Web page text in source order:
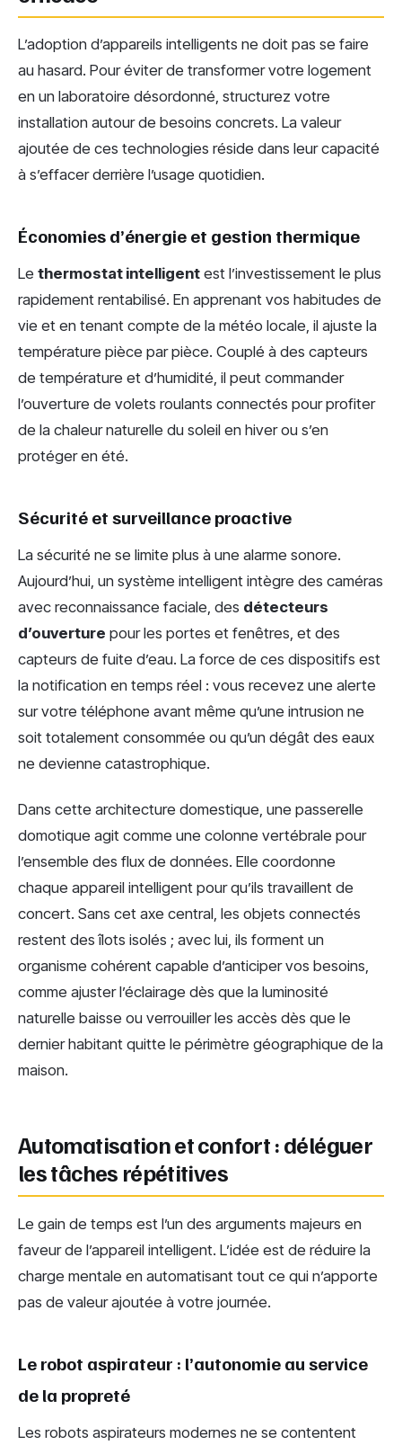
L’adoption d’appareils intelligents ne doit pas se faire
au hasard. Pour éviter de transformer votre logement
en un laboratoire désordonné, structurez votre
installation autour de besoins concrets. La valeur
ajoutée de ces technologies réside dans leur capacité
à s’effacer derrière l’usage quotidien.
Économies d’énergie et gestion thermique
Le thermostat intelligent est l’investissement le plus
rapidement rentabilisé. En apprenant vos habitudes de
vie et en tenant compte de la météo locale, il ajuste la
température pièce par pièce. Couplé à des capteurs
de température et d’humidité, il peut commander
l’ouverture de volets roulants connectés pour profiter
de la chaleur naturelle du soleil en hiver ou s’en
protéger en été.
Sécurité et surveillance proactive
La sécurité ne se limite plus à une alarme sonore.
Aujourd’hui, un système intelligent intègre des caméras
avec reconnaissance faciale, des détecteurs
d’ouverture pour les portes et fenêtres, et des
capteurs de fuite d’eau. La force de ces dispositifs est
la notification en temps réel : vous recevez une alerte
sur votre téléphone avant même qu’une intrusion ne
soit totalement consommée ou qu’un dégât des eaux
ne devienne catastrophique.
Dans cette architecture domestique, une passerelle
domotique agit comme une colonne vertébrale pour
l’ensemble des flux de données. Elle coordonne
chaque appareil intelligent pour qu’ils travaillent de
concert. Sans cet axe central, les objets connectés
restent des îlots isolés ; avec lui, ils forment un
organisme cohérent capable d’anticiper vos besoins,
comme ajuster l’éclairage dès que la luminosité
naturelle baisse ou verrouiller les accès dès que le
dernier habitant quitte le périmètre géographique de la
maison.
Automatisation et confort : déléguer
les tâches répétitives
Le gain de temps est l’un des arguments majeurs en
faveur de l’appareil intelligent. L’idée est de réduire la
charge mentale en automatisant tout ce qui n’apporte
pas de valeur ajoutée à votre journée.
Le robot aspirateur : l’autonomie au service
de la propreté
Les robots aspirateurs modernes ne se contentent